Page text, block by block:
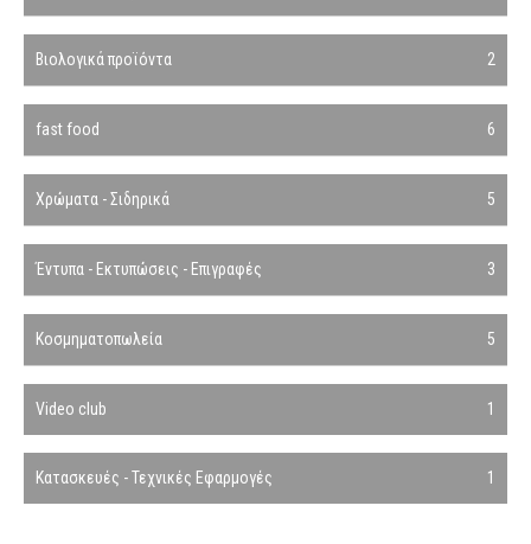
Βιολογικά προϊόντα 2
fast food 6
Χρώματα - Σιδηρικά 5
Έντυπα - Εκτυπώσεις - Επιγραφές 3
Κοσμηματοπωλεία 5
Video club 1
Κατασκευές - Τεχνικές Εφαρμογές 1